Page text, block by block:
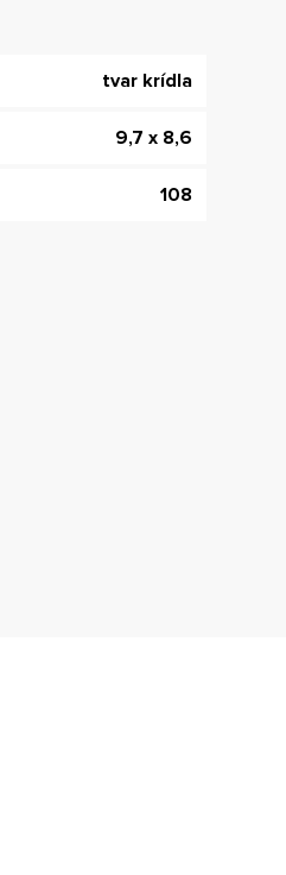
tvar krídla
9,7 x 8,6
108